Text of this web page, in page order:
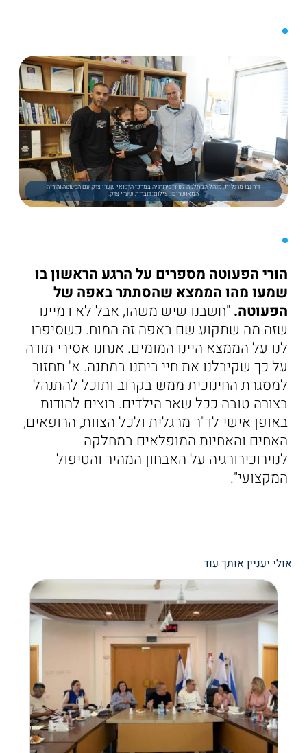
ד״ר נבו מרגלית, מנהל המחלקה לנוירוכירורגיה במרכז הרפואי שערי צדק עם הפעוטה והוריה
המאושרים;. צילום: דוברות שערי צדק.
הורי הפעוטה מספרים על הרגע הראשון בו
שמעו מהו הממצא שהסתתר באפה של
הפעוטה. "חשבנו שיש משהו, אבל לא דמיינו
שזה מה שתקוע שם באפה זה המוח. כשסיפרו
לנו על הממצא היינו המומים. אנחנו אסירי תודה
על כך שקיבלנו את חיי ביתנו במתנה. א' תחזור
למסגרת החינוכית ממש בקרוב ותוכל להתנהל
בצורה טובה ככל שאר הילדים. רוצים להודות
באופן אישי לד"ר מרגלית ולכל הצוות, הרופאים,
האחים והאחיות המופלאים במחלקה
לנוירוכירורגיה על האבחון המהיר והטיפול
המקצועי".
אולי יעניין אותך עוד